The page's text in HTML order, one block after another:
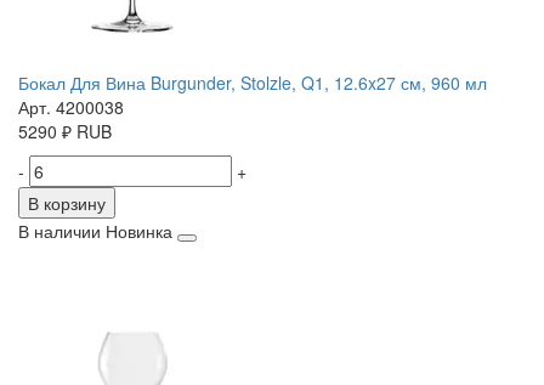
Бокал Для Вина Burgunder, Stolzle, Q1, 12.6x27 см, 960 мл
Арт. 4200038
5290 ₽ RUB
-
+
В корзину
В наличии Новинка